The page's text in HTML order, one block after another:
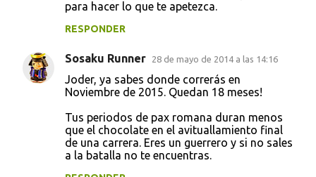
o
para hacer lo que te apetezca.
RESPONDER
Sosaku Runner 28 de mayo de 2014 a las 14:16
Joder, ya sabes donde correrás en
Noviembre de 2015. Quedan 18 meses!
Tus periodos de pax romana duran menos
que el chocolate en el avituallamiento final
de una carrera. Eres un guerrero y si no sales
a la batalla no te encuentras.